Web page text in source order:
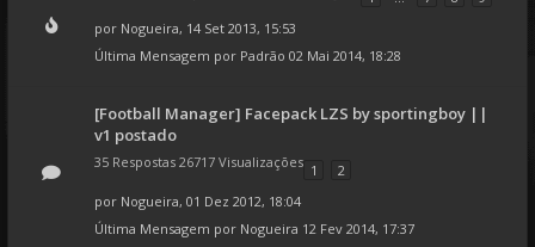
por Nogueira, 14 Set 2013, 15:53
Última Mensagem por Padrão 02 Mai 2014, 18:28
[Football Manager] Facepack LZS by sportingboy ||
v1 postado
35 Respostas 26717 Visualizações 1
2
por Nogueira, 01 Dez 2012, 18:04
Última Mensagem por Nogueira 12 Fev 2014, 17:37